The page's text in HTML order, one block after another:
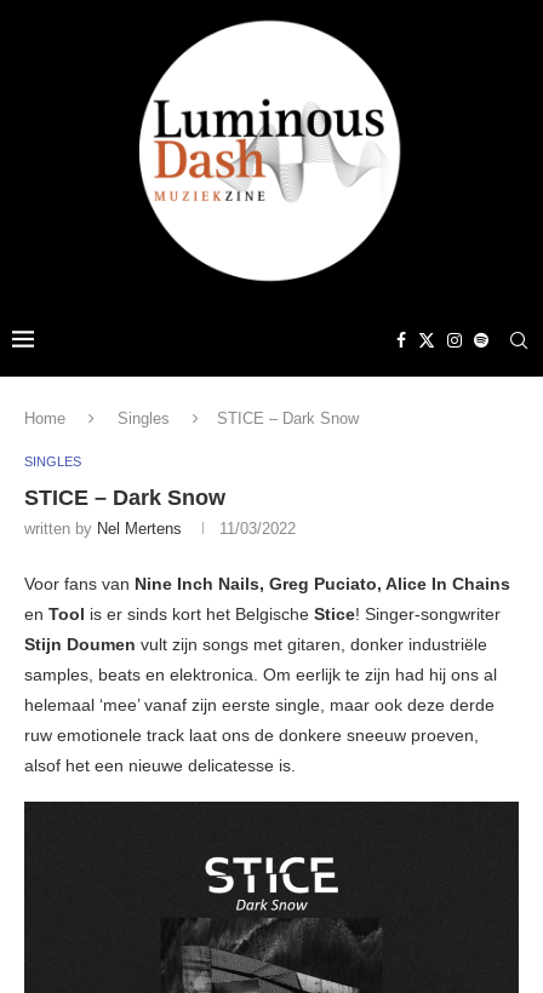
Home Singles STICE – Dark Snow
SINGLES
STICE – Dark Snow
written by Nel Mertens 11/03/2022
Voor fans van Nine Inch Nails, Greg Puciato, Alice In Chains
en Tool is er sinds kort het Belgische Stice! Singer-songwriter
Stijn Doumen vult zijn songs met gitaren, donker industriële
samples, beats en elektronica. Om eerlijk te zijn had hij ons al
helemaal ‘mee’ vanaf zijn eerste single, maar ook deze derde
ruw emotionele track laat ons de donkere sneeuw proeven,
alsof het een nieuwe delicatesse is.